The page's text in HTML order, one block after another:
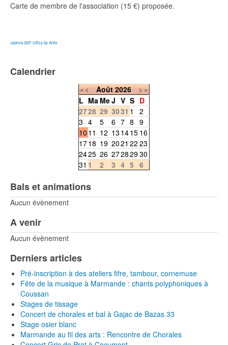
Carte de membre de l'association (15 €) proposée.
Joomla SEF URLs by Artio
Calendrier
«< Août 2026 >»
L Ma MeJ V S D
2728 29 3031 1
2
3 4 5 6 7 8 9
10 11 12 13 1415 16
1718 19 2021 22 23
2425 26 27282930
31 1 2 3 4 5 6
Bals et animations
Aucun évènement
A venir
Aucun évènement
Derniers articles
Pré-inscription à des ateliers fifre, tambour, cornemuse
Fête de la musique à Marmande : chants polyphoniques à
Coussan
Stages de tissage
Concert de chorales et bal à Gajac de Bazas 33
Stage osier blanc
Marmande au fil des arts : Rencontre de Chorales